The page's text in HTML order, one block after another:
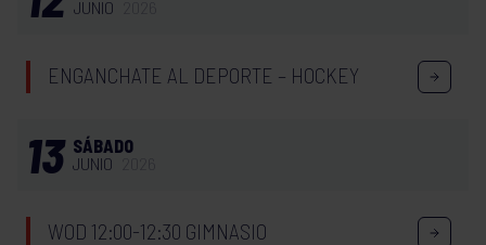
JUNIO
ENGANCHATE AL DEPORTE – HOCKEY
13 SÁBADO
JUNIO
WOD 12:00-12:30 GIMNASIO